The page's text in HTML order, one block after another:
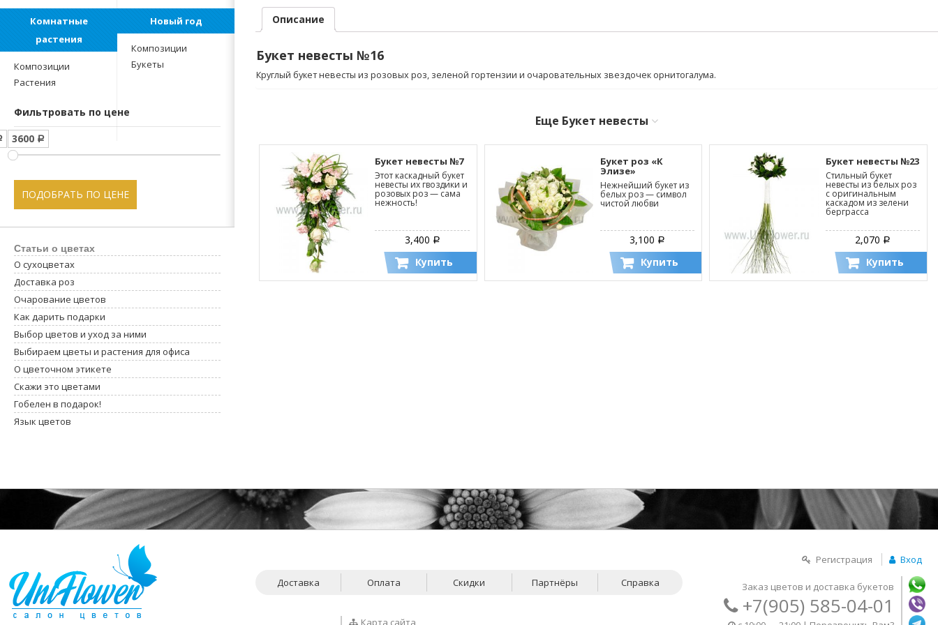
Комнатные
растения
Композиции
Растения
Новый год
Композиции
Букеты
Фильтровать по цене
3600 Р
ПОДОБРАТЬ ПО ЦЕНЕ
Статьи о цветах
О сухоцветах
Доставка роз
Очарование цветов
Как дарить подарки
Выбор цветов и уход за ними
Выбираем цветы и растения для офиса
О цветочном этикете
Скажи это цветами
Гобелен в подарок!
Язык цветов
Описание
Букет невесты №16
Круглый букет невесты из розовых роз, зеленой гортензии и очаровательных звездочек орнитогалума.
Еще Букет невесты
Букет невесты №7
Этот каскадный букет
невесты их гвоздики и
розовых роз — сама
нежность!
3,400 Р
Купить
Букет роз «К
Элизе»
Нежнейший букет из
белых роз — символ
чистой любви
3,100 Р
Купить
Букет невесты №23
Стильный букет
невесты из белых роз
с оригинальным
каскадом из зелени
берграсса
2,070 Р
Купить
Доставка Оплата Скидки Партнёры Справка
Карта сайта
Регистрация Вход
Заказ цветов и доставка букетов
+7(905) 585-04-01